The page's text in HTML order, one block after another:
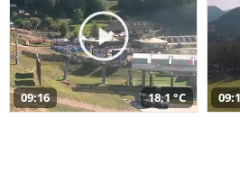
09:16 18,1 °C